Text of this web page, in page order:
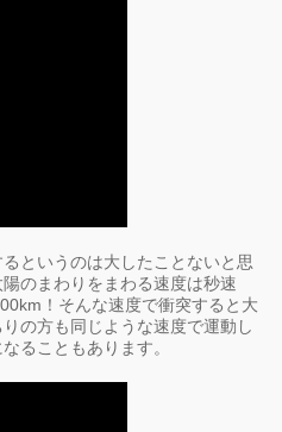
というのは大したことないと思
のまわりをまわる速度は秒速
！そんな速度で衝突すると大
の方も同じような速度で運動し
ることもあります。